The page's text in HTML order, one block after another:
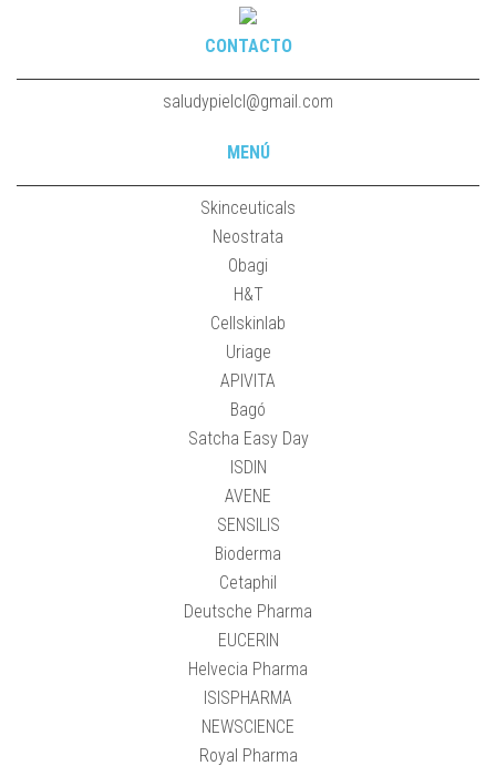
CONTACTO
saludypielcl@gmail.com
MENÚ
Skinceuticals
Neostrata
Obagi
H&T
Cellskinlab
Uriage
APIVITA
Bagó
Satcha Easy Day
ISDIN
AVENE
SENSILIS
Bioderma
Cetaphil
Deutsche Pharma
EUCERIN
Helvecia Pharma
ISISPHARMA
NEWSCIENCE
Royal Pharma